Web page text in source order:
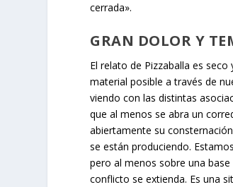
cerrada».
GRAN DOLOR Y
El relato de Pizzaballa es
material posible a través de
viendo con las distintas
que al menos se abra un
abiertamente su
se están produciendo.
pero al menos sobre una
conflicto se extienda. Es una